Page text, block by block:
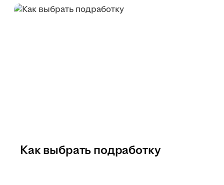
Как выбрать подработку